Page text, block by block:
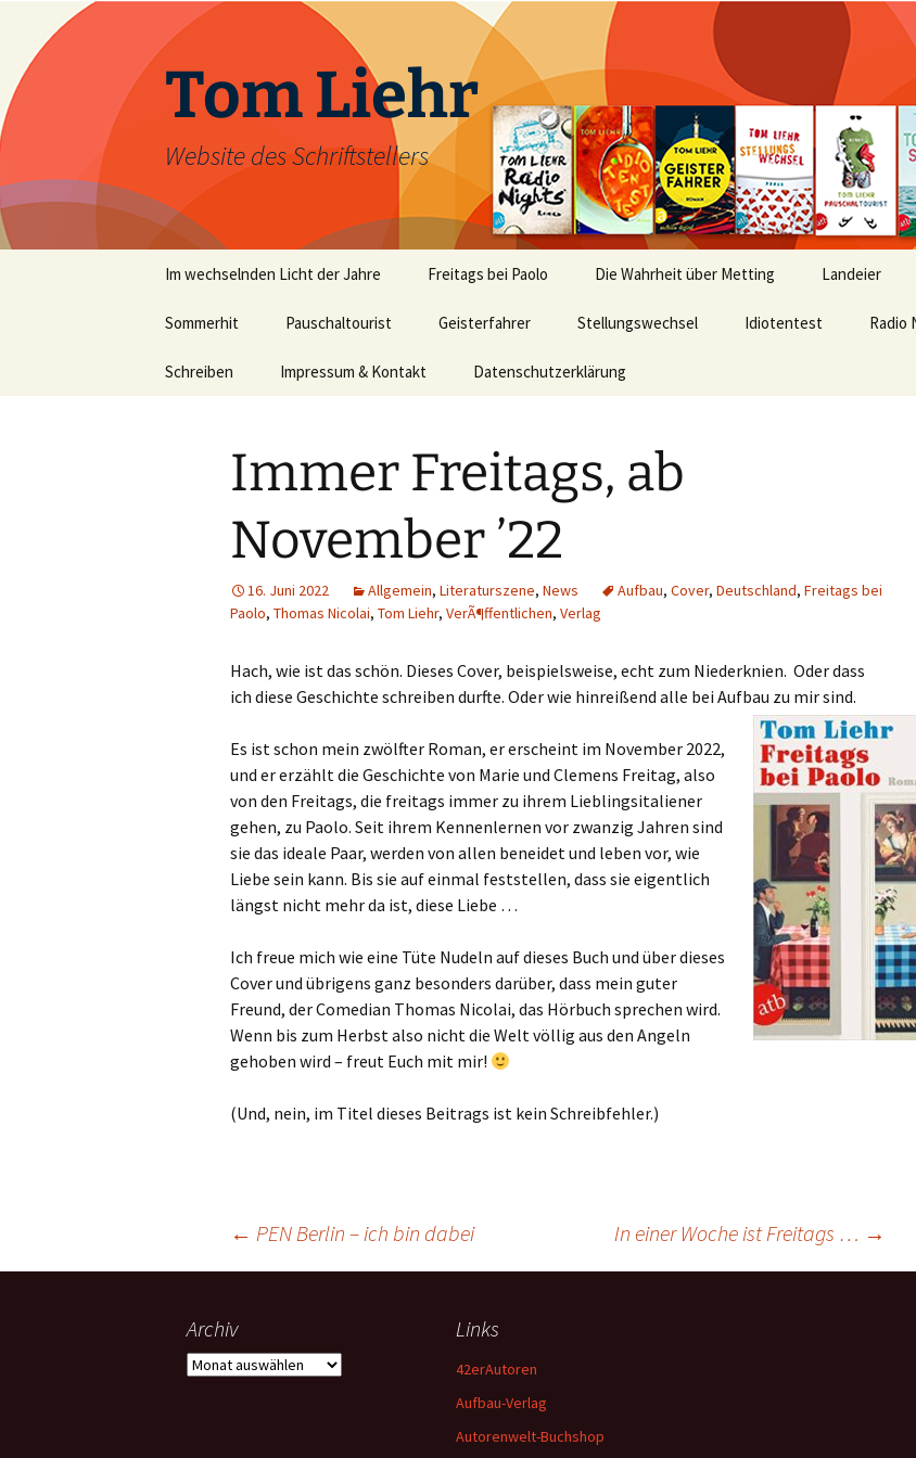
Inhalt
springen
Tom Liehr
Website des Schriftstellers
Im wechselnden Licht der Jahre Freitags bei Paolo Die Wahrheit über Metting Landeier
Sommerhit Pauschaltourist Geisterfahrer Stellungswechsel Idiotentest Radio
Schreiben Impressum & Kontakt Datenschutzerklärung
Immer Freitags, ab
November ’22
16. Juni 2022 Allgemein, Literaturszene, News Aufbau, Cover, Deutschland, Freitags bei
Paolo, Thomas Nicolai, Tom Liehr, VerÃ¶ffentlichen, Verlag
Hach, wie ist das schön. Dieses Cover, beispielsweise, echt zum Niederknien. Oder dass
ich diese Geschichte schreiben durfte. Oder wie hinreißend alle bei Aufbau zu mir sind.
Es ist schon mein zwölfter Roman, er erscheint im November 2022,
und er erzählt die Geschichte von Marie und Clemens Freitag, also
von den Freitags, die freitags immer zu ihrem Lieblingsitaliener
gehen, zu Paolo. Seit ihrem Kennenlernen vor zwanzig Jahren sind
sie das ideale Paar, werden von allen beneidet und leben vor, wie
Liebe sein kann. Bis sie auf einmal feststellen, dass sie eigentlich
längst nicht mehr da ist, diese Liebe …
Ich freue mich wie eine Tüte Nudeln auf dieses Buch und über dieses
Cover und übrigens ganz besonders darüber, dass mein guter
Freund, der Comedian Thomas Nicolai, das Hörbuch sprechen wird.
Wenn bis zum Herbst also nicht die Welt völlig aus den Angeln
gehoben wird – freut Euch mit mir!
(Und, nein, im Titel dieses Beitrags ist kein Schreibfehler.)
Beitragsnavigation
← PEN Berlin – ich bin dabei In einer Woche ist Freitags … →
Archiv
Archiv
Links
42erAutoren
Aufbau-Verlag
Autorenwelt-Buchshop